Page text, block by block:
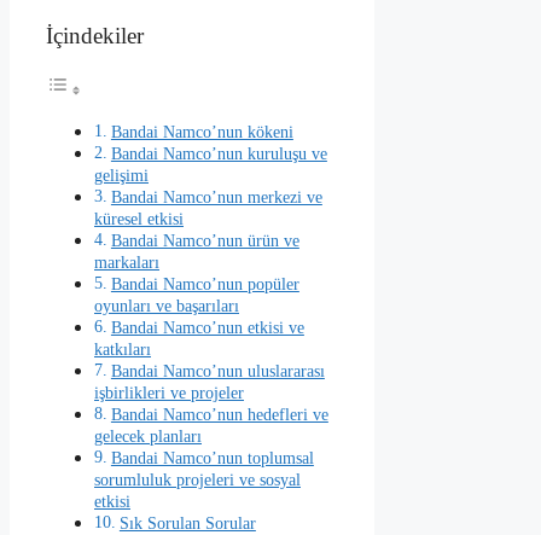
İçindekiler
Bandai Namco’nun kökeni
Bandai Namco’nun kuruluşu ve
gelişimi
Bandai Namco’nun merkezi ve
küresel etkisi
Bandai Namco’nun ürün ve
markaları
Bandai Namco’nun popüler
oyunları ve başarıları
Bandai Namco’nun etkisi ve
katkıları
Bandai Namco’nun uluslararası
işbirlikleri ve projeler
Bandai Namco’nun hedefleri ve
gelecek planları
Bandai Namco’nun toplumsal
sorumluluk projeleri ve sosyal
etkisi
Sık Sorulan Sorular